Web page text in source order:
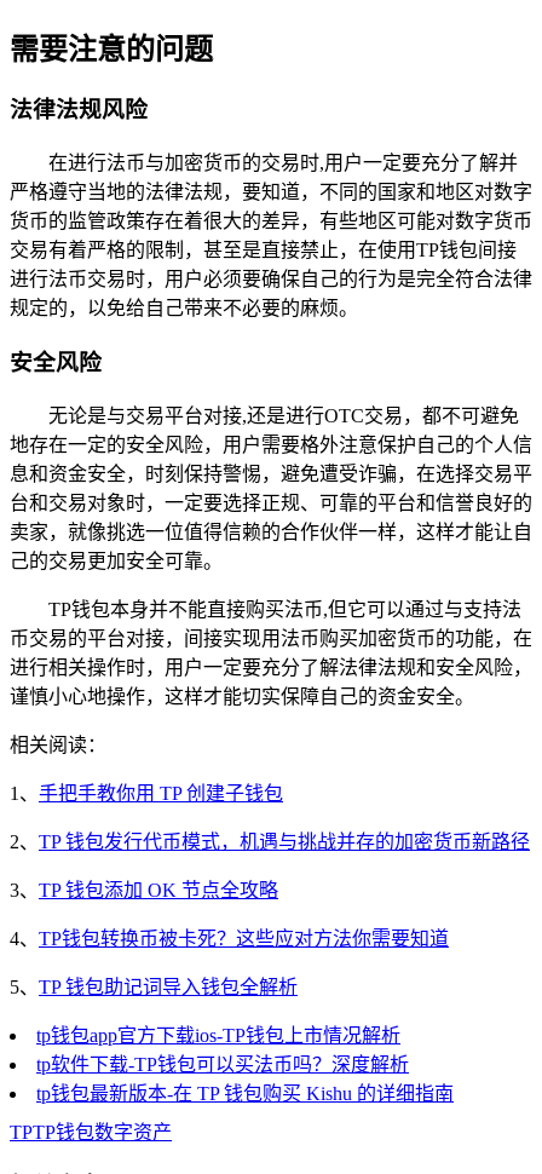
需要注意的问题
法律法规风险
在进行法币与加密货币的交易时,用户一定要充分了解并
严格遵守当地的法律法规，要知道，不同的国家和地区对数字
货币的监管政策存在着很大的差异，有些地区可能对数字货币
交易有着严格的限制，甚至是直接禁止，在使用TP钱包间接
进行法币交易时，用户必须要确保自己的行为是完全符合法律
规定的，以免给自己带来不必要的麻烦。
安全风险
无论是与交易平台对接,还是进行OTC交易，都不可避免
地存在一定的安全风险，用户需要格外注意保护自己的个人信
息和资金安全，时刻保持警惕，避免遭受诈骗，在选择交易平
台和交易对象时，一定要选择正规、可靠的平台和信誉良好的
卖家，就像挑选一位值得信赖的合作伙伴一样，这样才能让自
己的交易更加安全可靠。
TP钱包本身并不能直接购买法币,但它可以通过与支持法
币交易的平台对接，间接实现用法币购买加密货币的功能，在
进行相关操作时，用户一定要充分了解法律法规和安全风险，
谨慎小心地操作，这样才能切实保障自己的资金安全。
相关阅读：
1、 手把手教你用 TP 创建子钱包
2、 TP 钱包发行代币模式，机遇与挑战并存的加密货币新路径
3、 TP 钱包添加 OK 节点全攻略
4、 TP钱包转换币被卡死？这些应对方法你需要知道
5、 TP 钱包助记词导入钱包全解析
tp钱包app官方下载ios-TP钱包上市情况解析
tp软件下载-TP钱包可以买法币吗？深度解析
tp钱包最新版本-在 TP 钱包购买 Kishu 的详细指南
TPTP钱包数字资产